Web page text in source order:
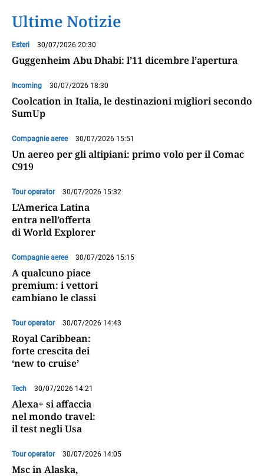
Ultime Notizie
Esteri 30/07/2026 20:30
Guggenheim Abu Dhabi: l’11 dicembre l’apertura
Incoming 30/07/2026 18:30
Coolcation in Italia, le destinazioni migliori secondo
SumUp
Compagnie aeree 30/07/2026 15:51
Un aereo per gli altipiani: primo volo per il Comac
C919
Tour operator 30/07/2026 15:32
L’America Latina
entra nell’offerta
di World Explorer
Compagnie aeree 30/07/2026 15:15
A qualcuno piace
premium: i vettori
cambiano le classi
Tour operator 30/07/2026 14:43
Royal Caribbean:
forte crescita dei
‘new to cruise’
Tech 30/07/2026 14:21
Alexa+ si affaccia
nel mondo travel:
il test negli Usa
Tour operator 30/07/2026 14:05
Msc in Alaska,